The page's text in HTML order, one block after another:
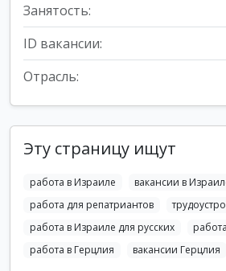
Занятость:
ID вакансии:
Отрасль:
Эту страницу ищут
работа в Израиле
вакансии в
работа для репатриантов
работа в Израиле для русских
работа в Герцлия
вакансии Герцлия